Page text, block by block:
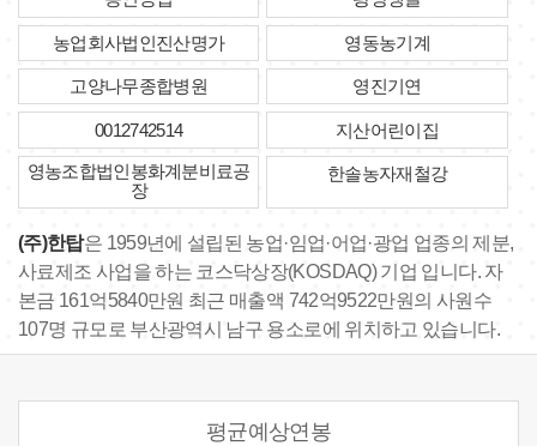
농업회사법인진산명가 영동농기계
고양나무종합병원 영진기연
0012742514 지산어린이집
영농조합법인봉화계분비료공
장
한솔농자재철강
(주)한탑은 1959년에 설립된 농업·임업·어업·광업 업종의 제분,
사료제조 사업을 하는 코스닥상장(KOSDAQ) 기업 입니다. 자
본금 161억5840만원 최근 매출액 742억9522만원의 사원수
107명 규모로 부산광역시 남구 용소로에 위치하고 있습니다.
평균예상연봉